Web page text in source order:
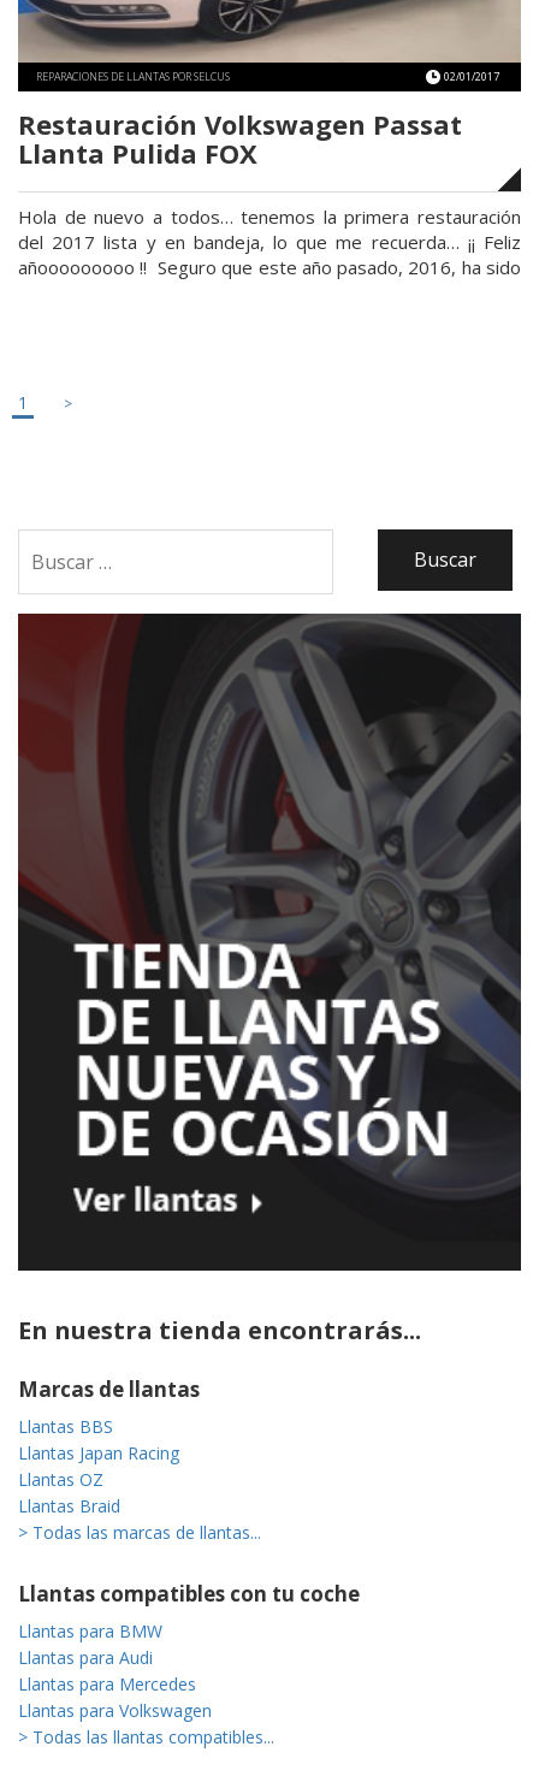
REPARACIONES DE LLANTAS POR SELCUS 02/01/2017
Restauración Volkswagen Passat
Llanta Pulida FOX
Hola de nuevo a todos… tenemos la primera restauración
del 2017 lista y en bandeja, lo que me recuerda… ¡¡ Feliz
añooooooooo !! Seguro que este año pasado, 2016, ha sido
1
En nuestra tienda encontrarás...
Marcas de llantas
Llantas BBS
Llantas Japan Racing
Llantas OZ
Llantas Braid
> Todas las marcas de llantas...
Llantas compatibles con tu coche
Llantas para BMW
Llantas para Audi
Llantas para Mercedes
Llantas para Volkswagen
> Todas las llantas compatibles...